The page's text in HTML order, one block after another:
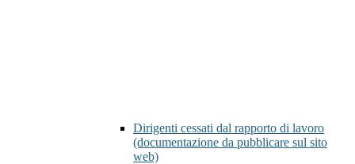
Dirigenti cessati dal rapporto di lavoro
(documentazione da pubblicare sul sito
web)